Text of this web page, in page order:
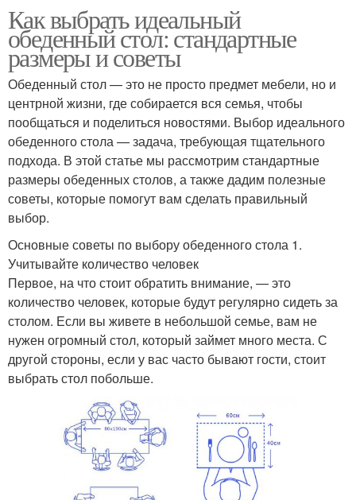
Как выбрать идеальный
обеденный стол: стандартные
размеры и советы
Обеденный стол — это не просто предмет мебели, но и
центрной жизни, где собирается вся семья, чтобы
пообщаться и поделиться новостями. Выбор идеального
обеденного стола — задача, требующая тщательного
подхода. В этой статье мы рассмотрим стандартные
размеры обеденных столов, а также дадим полезные
советы, которые помогут вам сделать правильный
выбор.
Основные советы по выбору обеденного стола 1.
Учитывайте количество человек
Первое, на что стоит обратить внимание, — это
количество человек, которые будут регулярно сидеть за
столом. Если вы живете в небольшой семье, вам не
нужен огромный стол, который займет много места. С
другой стороны, если у вас часто бывают гости, стоит
выбрать стол побольше.